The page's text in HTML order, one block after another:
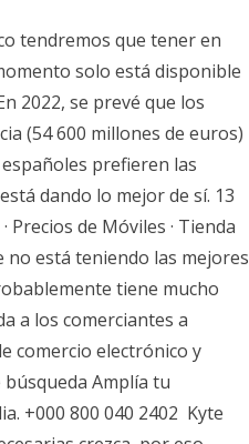
tendremos que tener en
solo está disponible
2022, se prevé que los
(54 600 millones de euros)
prefieren las
dando lo mejor de sí. 13
Precios de Móviles · Tienda
no está teniendo las mejores
tiene mucho
a los comerciantes a
comercio electrónico y
Amplía tu
+000 800 040 2402 Kyte